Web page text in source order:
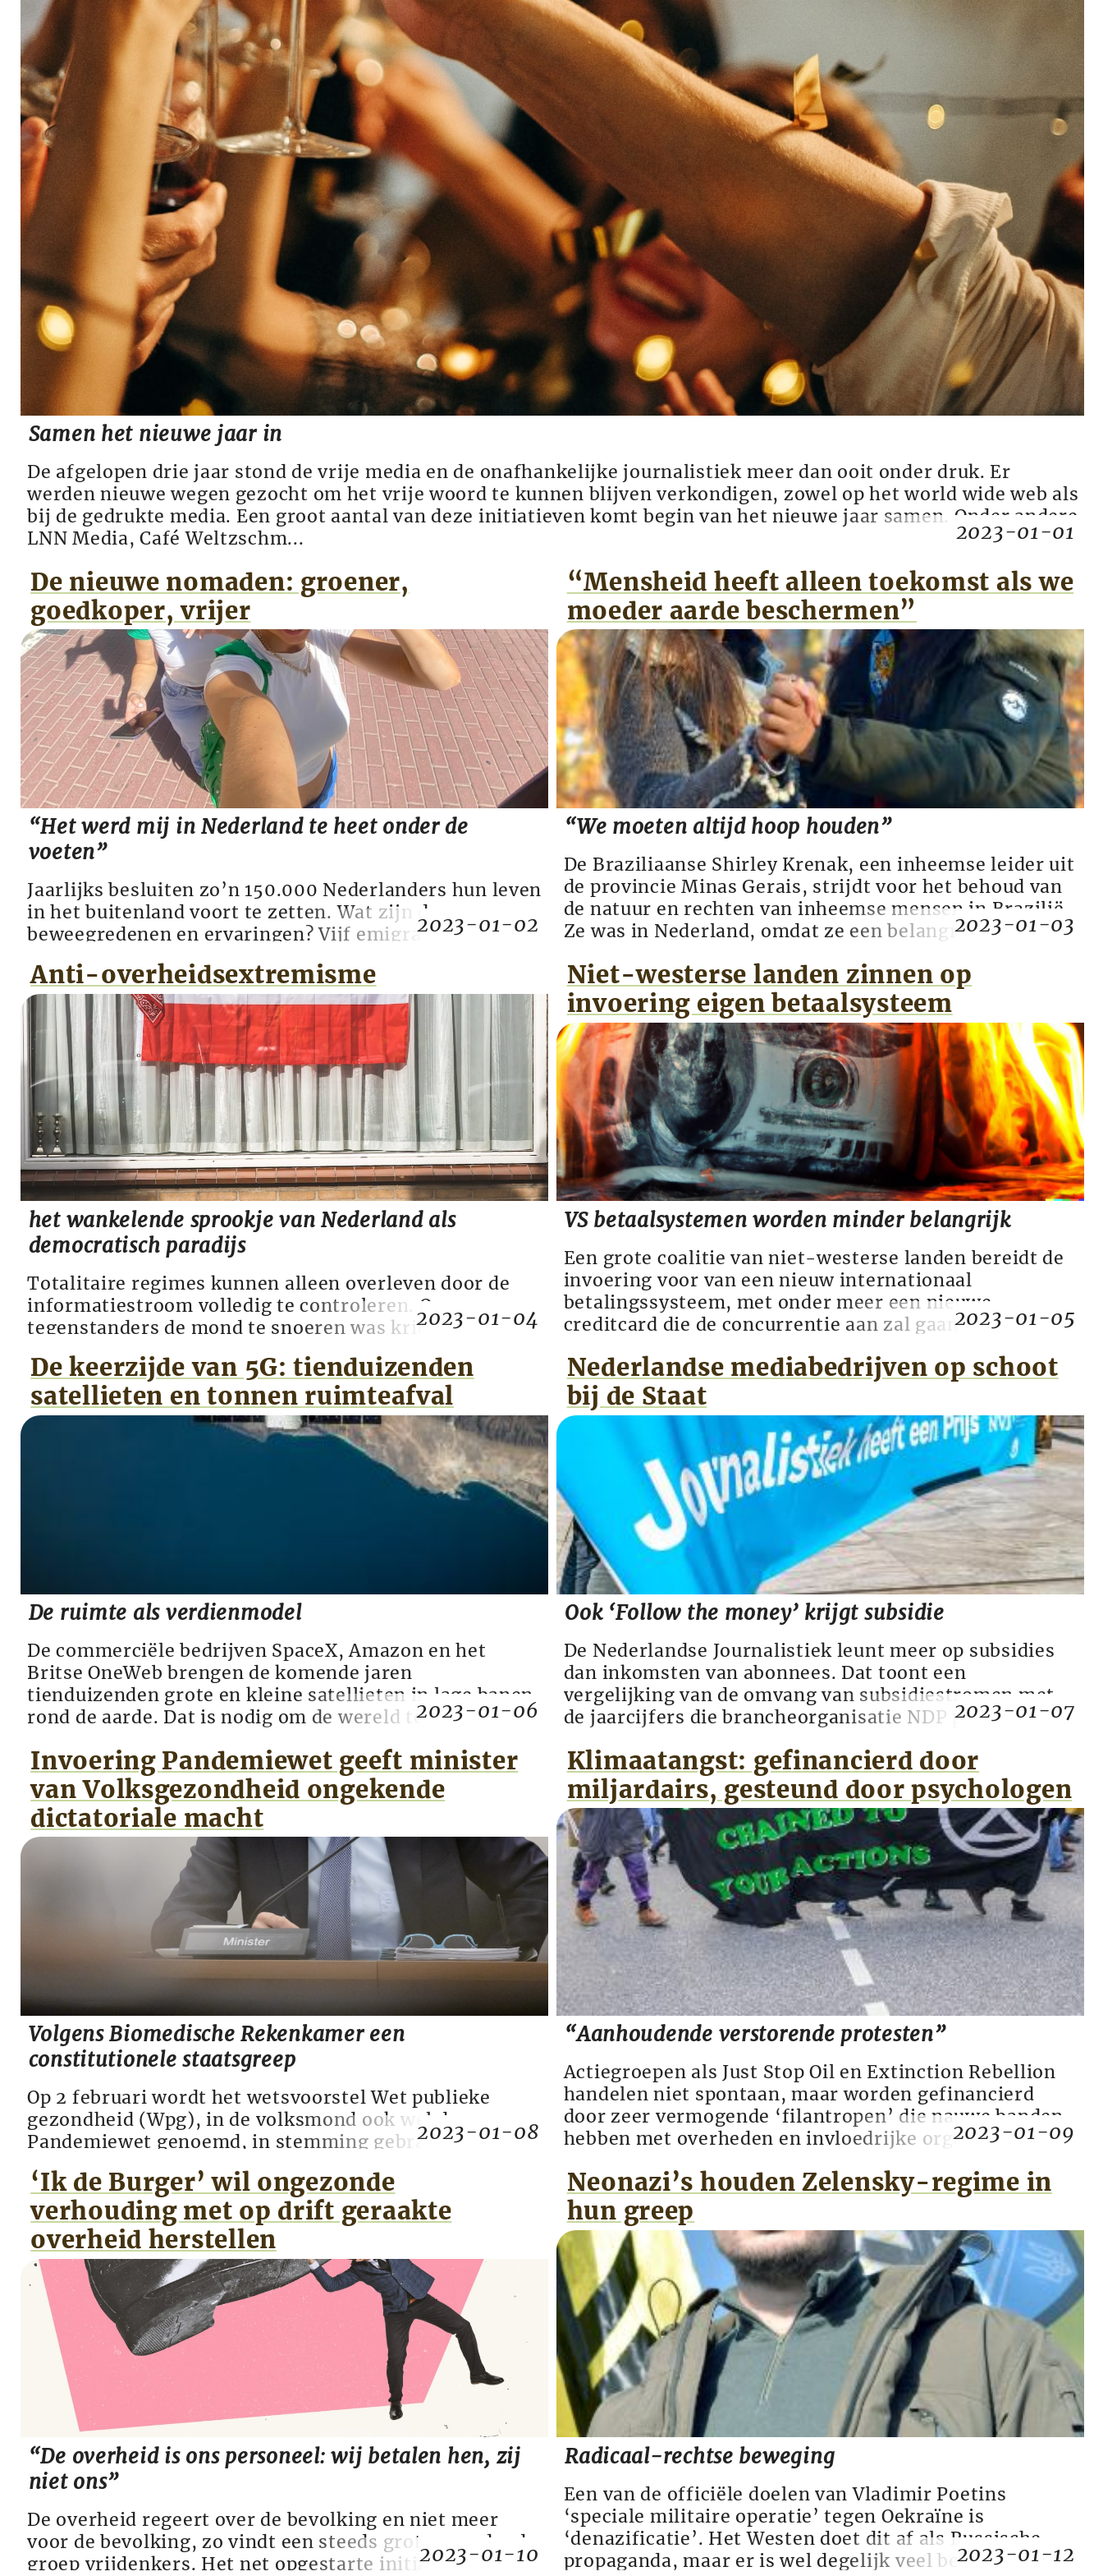
Samen het nieuwe jaar in
De afgelopen drie jaar stond de vrije media en de onafhankelijke journalistiek meer dan ooit onder druk. Er
werden nieuwe wegen gezocht om het vrije woord te kunnen blijven verkondigen, zowel op het world wide web als
bij de gedrukte media. Een groot aantal van deze initiatieven komt begin van het nieuwe jaar samen. Onder andere
LNN Media, Café Weltz­schm...
2023-01-01
De nieuwe nomaden: groener,
goedkoper, vrijer
“Het werd mij in Nederland te heet onder de
voeten”
Jaarlijks besluiten zo’n 150.000 Nederlanders hun leven
in het buitenland voort te zetten. Wat zijn de
beweegredenen en ervaringen? Vijf emigranten delen
ervaringen overheersen. “Als je weg wilt, of je niet
meer thuis voelt, moet je de stap nemen om weg te
gaan.” Volgens het Centraal Bureau voor Statistiek
(CBS...
2023-01-02
“Mensheid heeft alleen toekomst als we
moeder aarde beschermen”
“We moeten altijd hoop houden”
De Braziliaanse Shirley Krenak, een inheemse leider uit
de provincie Minas Gerais, strijdt voor het behoud van
de natuur en rechten van inheemse mensen in Brazilië.
Ze was in Nederland, omdat ze een belangrijke stem
documentaire van Marijke Kodden en Jaap Verhoeven,
die sinds zaterdag 10 december in versch...
2023-01-03
Anti-overheids­extremisme
het wankelende sprookje van Nederland als
democratisch paradijs
Totalitaire regimes kunnen alleen overleven door de
informatiestroom volledig te controleren. Om
tegenstanders de mond te snoeren was kritiek op de
socialistische staat, haar functionarissen en
lidmaatschap van anti-overheidsbewegingen in de
vroegere DDR strafbaar gesteld. De Stasi beschikte over
honderdduizend medewerkers om staatsondermijnende
2023-01-04
Niet-westerse landen zinnen op
invoering eigen betaalsysteem
VS betaalsystemen worden minder belangrijk
Een grote coalitie van niet-westerse landen bereidt de
invoering voor van een nieuw internationaal
betalingssysteem, met onder meer een nieuwe
creditcard die de concurrentie aan zal gaan met
Tegelijkertijd lijken landen in het Midden-Oosten op
het punt te staan olie en gas te gaan verkopen in yuan
op de grondstoff...
2023-01-05
De keerzijde van 5G: tienduizenden
satellieten en tonnen ruimteafval
De ruimte als verdienmodel
De commerciële bedrijven SpaceX, Amazon en het
Britse OneWeb brengen de komende jaren
tienduizenden grote en kleine satellieten in lage banen
rond de aarde. Dat is nodig om de wereld te voorzien
surveillance-mogelijkheden en voor een gigantische
toename van ruimtepuin. Overal in de wereld wordt
gewerkt aan een ...
2023-01-06
Nederlandse mediabedrijven op schoot
bij de Staat
Ook ‘Follow the money’ krijgt subsidie
De Nederlandse Journalistiek leunt meer op subsidies
dan inkomsten van abonnees. Dat toont een
vergelijking van de omvang van subsidiestromen met
de jaarcijfers die brancheorganisatie NDP publiceert.
van Follow the Money en De Correspondent kregen
afgelopen jaren tonnen euro’s subsidie. De grootste
financi...
2023-01-07
Invoering Pandemiewet geeft minister
van Volksgezondheid ongekende
dictatoriale macht
Volgens Biomedische Rekenkamer een
constitutionele staatsgreep
Op 2 februari wordt het wetsvoorstel Wet publieke
gezondheid (Wpg), in de volksmond ook wel de
Pandemiewet genoemd, in stemming gebracht in de
Eerste Kamer. Als de wet door de Senaat komt,
verschaft dat de minister van Volksgezondheid (op dit
moment D66’er Ernst Kuipers), ongekende dictatoriale
bevoegdheden, die nog verder gaan dan de
coronamaatregelen van d...
2023-01-08
Klimaatangst: gefinancierd door
miljardairs, gesteund door psychologen
“Aanhoudende verstorende protesten”
Actiegroepen als Just Stop Oil en Extinction Rebellion
handelen niet spontaan, maar worden gefinancierd
door zeer vermogende ‘filantropen’ die nauwe banden
hebben met overheden en invloedrijke organisaties als
Economic Forum (WEF). Achter hun activiteiten gaan
uitgekiende psychologische campagnes schuil die d...
2023-01-09
‘Ik de Burger’ wil ongezonde
verhouding met op drift geraakte
overheid herstellen
“De overheid is ons personeel: wij betalen hen, zij
niet ons”
De overheid regeert over de bevolking en niet meer
voor de bevolking, zo vindt een steeds groter wordende
groep vrijdenkers. Het net opgestarte initiatief ‘Ik de
2023-01-10
Neonazi’s houden Zelensky-regime in
hun greep
Radicaal-rechtse beweging
Een van de officiële doelen van Vladimir Poetins
‘speciale militaire operatie’ tegen Oekraïne is
‘denazificatie’. Het Westen doet dit af als Russische
propaganda, maar er is wel degelijk veel bewijs uit
2023-01-12